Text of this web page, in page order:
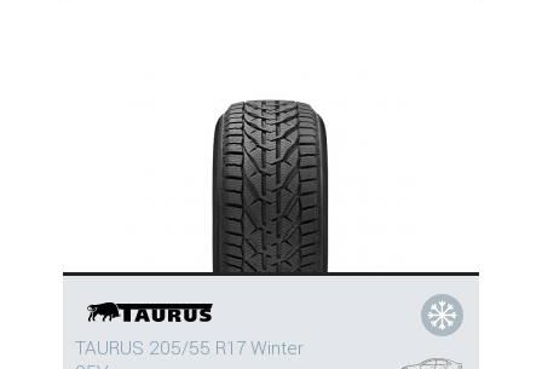
TAURUS 205/55 R17 Winter